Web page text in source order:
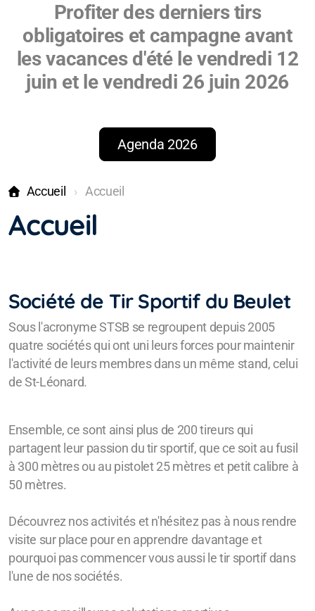
Profiter des derniers tirs
obligatoires et campagne avant
les vacances d'été le vendredi 12
juin et le vendredi 26 juin 2026
Agenda 2026
Accueil Accueil
Accueil
Société de Tir Sportif du Beulet
Sous l'acronyme STSB se regroupent depuis 2005
quatre sociétés qui ont uni leurs forces pour maintenir
l'activité de leurs membres dans un même stand, celui
de St-Léonard.
Ensemble, ce sont ainsi plus de 200 tireurs qui
partagent leur passion du tir sportif, que ce soit au fusil
à 300 mètres ou au pistolet 25 mètres et petit calibre à
50 mètres.
Découvrez nos activités et n'hésitez pas à nous rendre
visite sur place pour en apprendre davantage et
pourquoi pas commencer vous aussi le tir sportif dans
l'une de nos sociétés.